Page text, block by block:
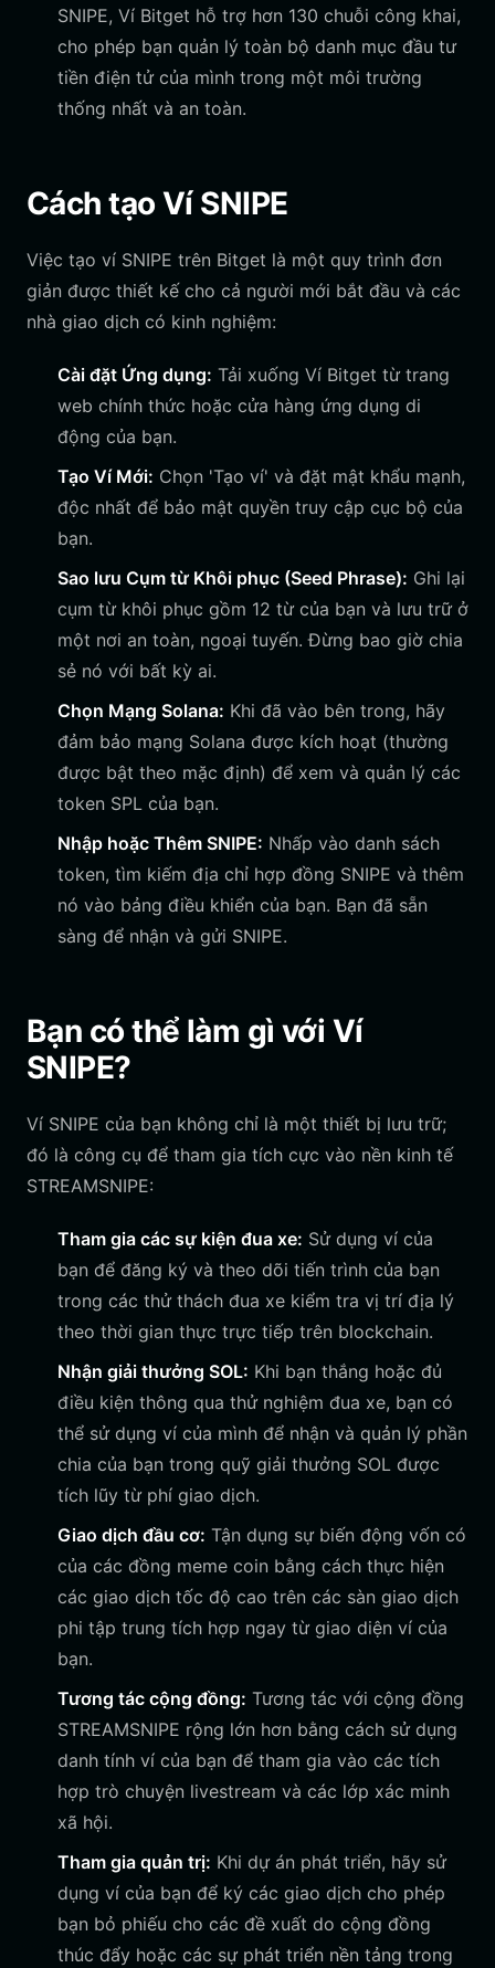
SNIPE, Ví Bitget hỗ trợ hơn 130 chuỗi công khai,
cho phép bạn quản lý toàn bộ danh mục đầu tư
tiền điện tử của mình trong một môi trường
thống nhất và an toàn.
Cách tạo Ví SNIPE
Việc tạo ví SNIPE trên Bitget là một quy trình đơn
giản được thiết kế cho cả người mới bắt đầu và các
nhà giao dịch có kinh nghiệm:
Cài đặt Ứng dụng: Tải xuống Ví Bitget từ trang
web chính thức hoặc cửa hàng ứng dụng di
động của bạn.
Tạo Ví Mới: Chọn 'Tạo ví' và đặt mật khẩu mạnh,
độc nhất để bảo mật quyền truy cập cục bộ của
bạn.
Sao lưu Cụm từ Khôi phục (Seed Phrase): Ghi lại
cụm từ khôi phục gồm 12 từ của bạn và lưu trữ ở
một nơi an toàn, ngoại tuyến. Đừng bao giờ chia
sẻ nó với bất kỳ ai.
Chọn Mạng Solana: Khi đã vào bên trong, hãy
đảm bảo mạng Solana được kích hoạt (thường
được bật theo mặc định) để xem và quản lý các
token SPL của bạn.
Nhập hoặc Thêm SNIPE: Nhấp vào danh sách
token, tìm kiếm địa chỉ hợp đồng SNIPE và thêm
nó vào bảng điều khiển của bạn. Bạn đã sẵn
sàng để nhận và gửi SNIPE.
Bạn có thể làm gì với Ví
SNIPE?
Ví SNIPE của bạn không chỉ là một thiết bị lưu trữ;
đó là công cụ để tham gia tích cực vào nền kinh tế
STREAMSNIPE:
Tham gia các sự kiện đua xe: Sử dụng ví của
bạn để đăng ký và theo dõi tiến trình của bạn
trong các thử thách đua xe kiểm tra vị trí địa lý
theo thời gian thực trực tiếp trên blockchain.
Nhận giải thưởng SOL: Khi bạn thắng hoặc đủ
điều kiện thông qua thử nghiệm đua xe, bạn có
thể sử dụng ví của mình để nhận và quản lý phần
chia của bạn trong quỹ giải thưởng SOL được
tích lũy từ phí giao dịch.
Giao dịch đầu cơ: Tận dụng sự biến động vốn có
của các đồng meme coin bằng cách thực hiện
các giao dịch tốc độ cao trên các sàn giao dịch
phi tập trung tích hợp ngay từ giao diện ví của
bạn.
Tương tác cộng đồng: Tương tác với cộng đồng
STREAMSNIPE rộng lớn hơn bằng cách sử dụng
danh tính ví của bạn để tham gia vào các tích
hợp trò chuyện livestream và các lớp xác minh
xã hội.
Tham gia quản trị: Khi dự án phát triển, hãy sử
dụng ví của bạn để ký các giao dịch cho phép
bạn bỏ phiếu cho các đề xuất do cộng đồng
thúc đẩy hoặc các sự phát triển nền tảng trong